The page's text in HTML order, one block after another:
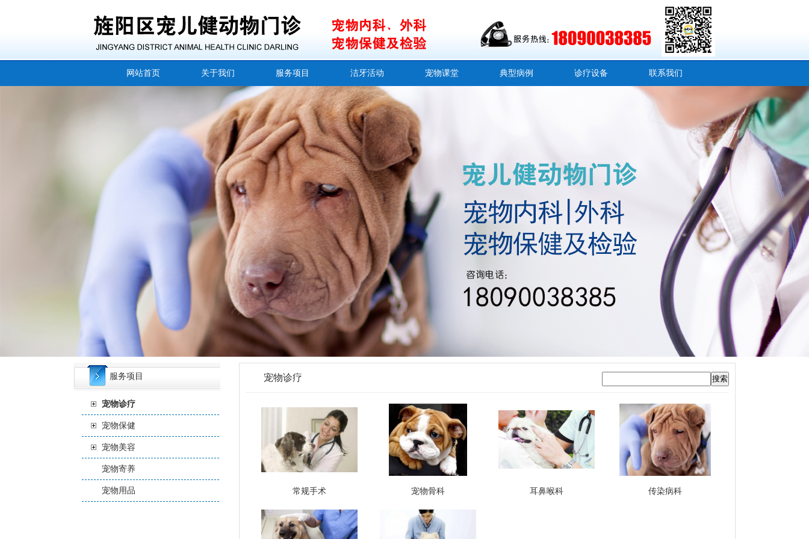
网站首页 关于我们 服务项目 洁牙活动 宠物课堂 典型病例 诊疗设备 联系我们
服务项目
宠物诊疗
宠物保健
宠物美容
宠物寄养
宠物用品
宠物诊疗
常规手术 宠物骨科 耳鼻喉科 传染病科